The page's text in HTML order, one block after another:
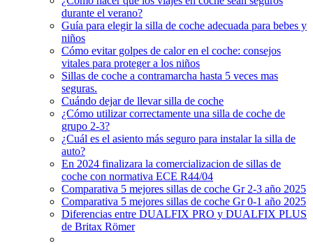
durante el verano?
Guía para elegir la silla de coche adecuada para bebes y
niños
Cómo evitar golpes de calor en el coche: consejos
vitales para proteger a los niños
Sillas de coche a contramarcha hasta 5 veces mas
seguras.
Cuándo dejar de llevar silla de coche
¿Cómo utilizar correctamente una silla de coche de
grupo 2-3?
¿Cuál es el asiento más seguro para instalar la silla de
auto?
En 2024 finalizara la comercializacion de sillas de
coche con normativa ECE R44/04
Comparativa 5 mejores sillas de coche Gr 2-3 año 2025
Comparativa 5 mejores sillas de coche Gr 0-1 año 2025
Diferencias entre DUALFIX PRO y DUALFIX PLUS
de Britax Römer